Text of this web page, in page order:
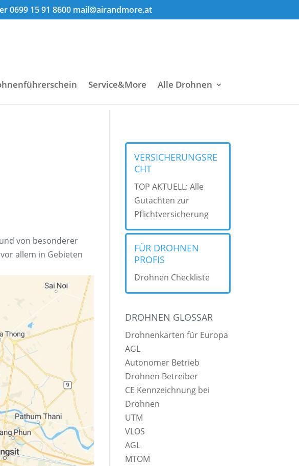
0699 15 91 8600 mail@airandmore.at
Service&More Alle Drohnen
von besonderer
allem in Gebieten
VERSICHERUNGSRE
CHT
TOP AKTUELL: Alle
Gutachten zur
Pflichtversicherung
FÜR DROHNEN
PROFIS
Drohnen Checkliste
DROHNEN GLOSSAR
Drohnenkarten für Europa
AGL
Autonomer Betrieb
Drohnen Betreiber
CE Kennzeichnung bei
Drohnen
UTM
VLOS
AGL
MTOM